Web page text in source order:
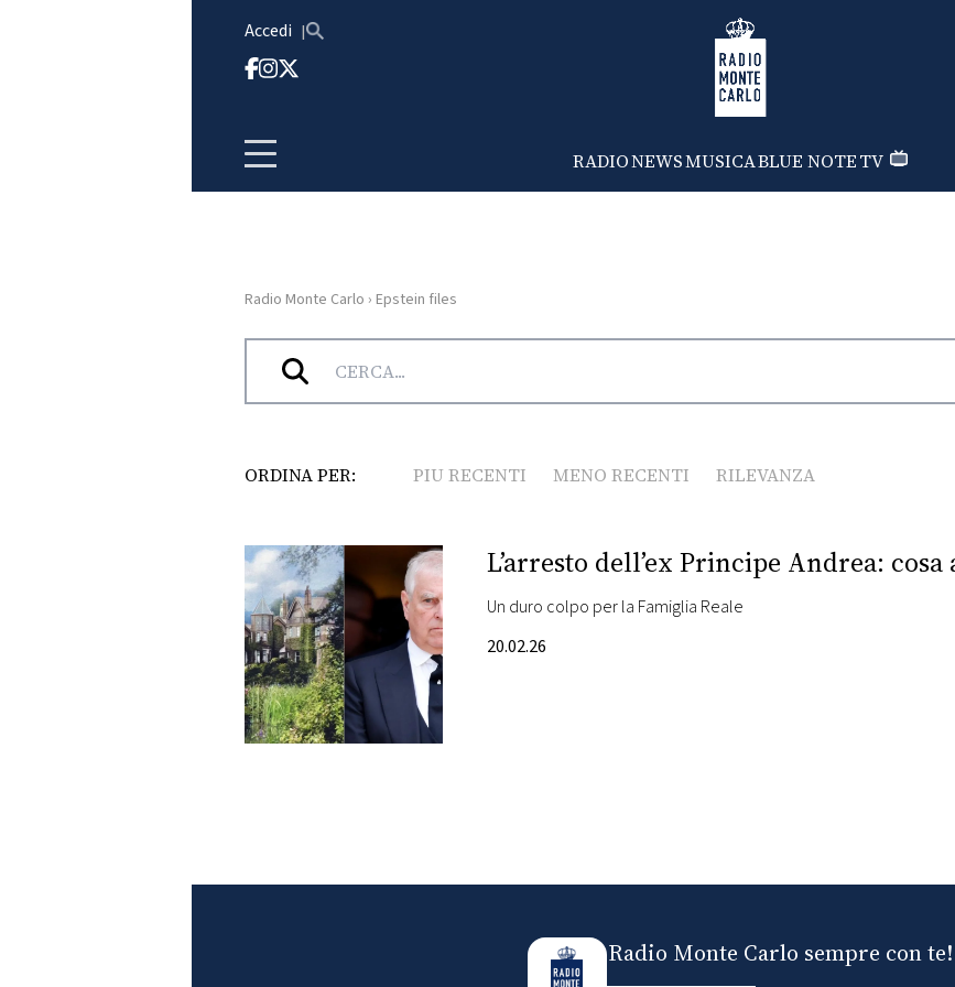
Accedi Radio Monte Carlo
RADIONEWSMUSICABLUE NOTETV
HOME
RADIO
NEWS
FOTO
CONCORSI
Radio Monte Carlo › Epstein files
Tag:Epstein files
ORDINA PER: PIU RECENTI MENO RECENTI RILEVANZA
L’arresto dell’ex Principe Andrea: cosa
Un duro colpo per la Famiglia Reale
20.02.26
Radio Monte Carlo sempre con te!